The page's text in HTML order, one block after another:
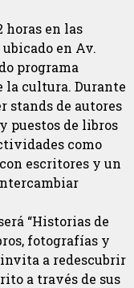
horas en las
en Av.
programa
la cultura. Durante
stands de autores
puestos de libros
como
escritores y un
“Historias de
fotografías y
a redescubrir
a través de sus